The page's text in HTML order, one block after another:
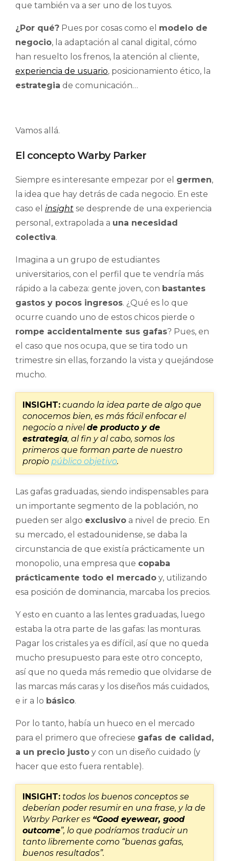
que también va a ser uno de los tuyos.
¿Por qué? Pues por cosas como el modelo de
negocio, la adaptación al canal digital, cómo
han resuelto los frenos, la atención al cliente,
experiencia de usuario, posicionamiento ético, la
estrategia de comunicación…
Vamos allá.
El concepto Warby Parker
Siempre es interesante empezar por el germen,
la idea que hay detrás de cada negocio. En este
caso el insight se desprende de una experiencia
personal, extrapolada a una necesidad
colectiva.
Imagina a un grupo de estudiantes
universitarios, con el perfil que te vendría más
rápido a la cabeza: gente joven, con bastantes
gastos y pocos ingresos. ¿Qué es lo que
ocurre cuando uno de estos chicos pierde o
rompe accidentalmente sus gafas? Pues, en
el caso que nos ocupa, que se tira todo un
trimestre sin ellas, forzando la vista y quejándose
mucho.
INSIGHT: cuando la idea parte de algo que
conocemos bien, es más fácil enfocar el
negocio a nivel de producto y de
estrategia, al fin y al cabo, somos los
primeros que forman parte de nuestro
propio público objetivo.
Las gafas graduadas, siendo indispensables para
un importante segmento de la población, no
pueden ser algo exclusivo a nivel de precio. En
su mercado, el estadounidense, se daba la
circunstancia de que existía prácticamente un
monopolio, una empresa que copaba
prácticamente todo el mercado y, utilizando
esa posición de dominancia, marcaba los precios.
Y esto en cuanto a las lentes graduadas, luego
estaba la otra parte de las gafas: las monturas.
Pagar los cristales ya es difícil, así que no queda
mucho presupuesto para este otro concepto,
así que no queda más remedio que olvidarse de
las marcas más caras y los diseños más cuidados,
e ir a lo básico.
Por lo tanto, había un hueco en el mercado
para el primero que ofreciese gafas de calidad,
a un precio justo y con un diseño cuidado (y
hacer que esto fuera rentable).
INSIGHT: todos los buenos conceptos se
deberían poder resumir en una frase, y la de
Warby Parker es “Good eyewear, good
outcome”, lo que podríamos traducir un
tanto libremente como “buenas gafas,
buenos resultados”.